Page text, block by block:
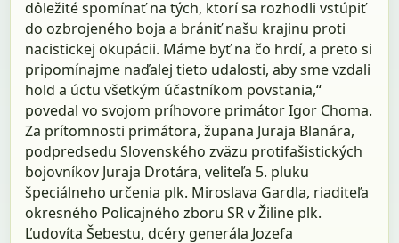
dôležité spomínať na tých, ktorí sa rozhodli vstúpiť
do ozbrojeného boja a brániť našu krajinu proti
nacistickej okupácii. Máme byť na čo hrdí, a preto si
pripomínajme naďalej tieto udalosti, aby sme vzdali
hold a úctu všetkým účastníkom povstania,“
povedal vo svojom príhovore primátor Igor Choma.
Za prítomnosti primátora, župana Juraja Blanára,
podpredsedu Slovenského zväzu protifašistických
bojovníkov Juraja Drotára, veliteľa 5. pluku
špeciálneho určenia plk. Miroslava Gardla, riaditeľa
okresného Policajného zboru SR v Žiline plk.
Ľudovíta Šebestu, dcéry generála Jozefa